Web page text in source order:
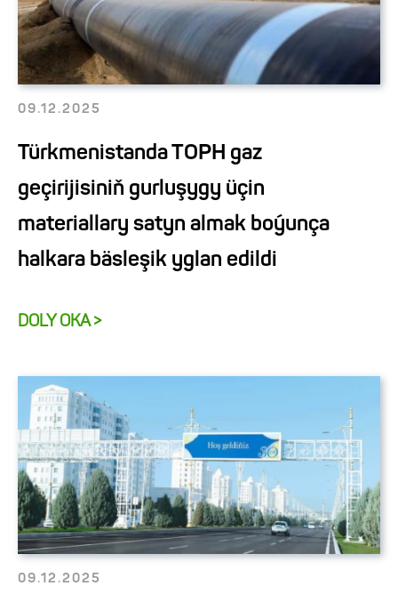
09.12.2025
Türkmenistanda TOPH gaz
geçirijisiniň gurluşygy üçin
materiallary satyn almak boýunça
halkara bäsleşik yglan edildi
DOLY OKA >
09.12.2025